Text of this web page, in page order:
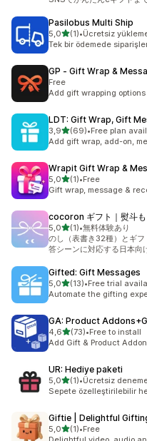
Pasilobus Multi Ship
5,05 yıldız üzerinden
(1)
toplam 1 değerlendirme
•Ücretsiz
Tek bir ödemede
GP ‑ Gift Wrap &
Free
Add gift wrapping
LDT: Gift Wrap, Gift
3,95 yıldız üzerinden
(69)
toplam 69 değerlendirme
•Free plan
Add gift wrap, add-on,
Wrapit Gift Wrap &
5,05 yıldız üzerinden
(1)
toplam 1 değerlendirme
•Free
Gift wrap, message &
cocoron ギフト｜熨斗
5,05 yıldız üzerinden
(1)
toplam 1 değerlendirme
•無料体験あり
のし（表書き32種）とギ
答シーンに対応する日本向
Gifted: Gift Messages
5,05 yıldız üzerinden
(13)
toplam 13 değerlendirme
•Free trial
Automate the gifting
GA: Product
4,65 yıldız üzerinden
(73)
toplam 73 değerlendirme
•Free to install
Add Gift & Product
UR: Hediye paketi
5,05 yıldız üzerinden
(1)
toplam 1 değerlendirme
•Ücretsiz
Sepete özelleştirilebilir
Giftie | Delightful
5,05 yıldız üzerinden
(1)
toplam 1 değerlendirme
•Free